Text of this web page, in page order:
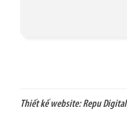
Thiết kế website:Repu Digital